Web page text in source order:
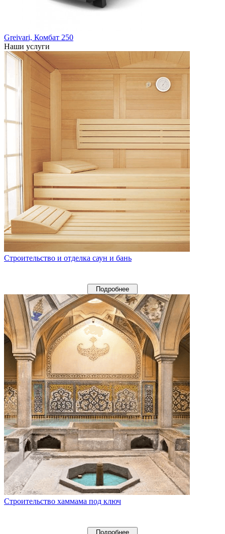
Greivari, Комбат 250
Наши услуги
Строительство и отделка саун и бань
Подробнее
Строительство хаммама под ключ
Подробнее